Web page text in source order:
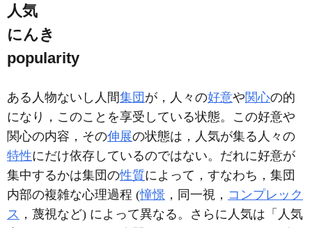
人気
にんき
popularity
ある人物ないし人間集団 が，人々の好意や関心の的
になり，このことを享受している状態。この好意や
関心の内容，その伸展の状態は，人気が集る人々の
特性にだけ依存しているのではない。だれに好意が
集中するかは集団の性質によって，すなわち，集団
内部の複雑な心理過程 (憧憬 ，同一視， コンプレック
ス ，蔑視など) によって異なる。さらに人気は「人気